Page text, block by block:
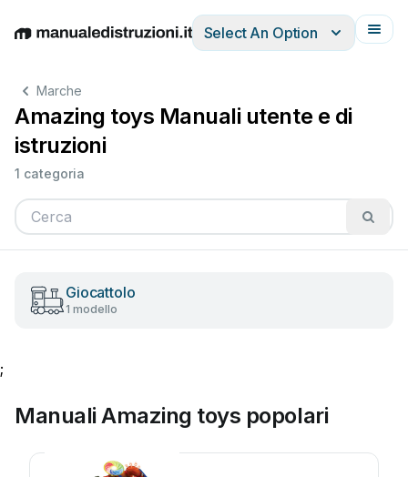
EnglishDeutschEspañolItalianoFrançais
Select An Option
Marche
Amazing toys Manuali utente e di
istruzioni
1 categoria
Giocattolo
1 modello
;
Manuali Amazing toys popolari